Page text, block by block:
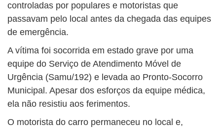
controladas por populares e motoristas que
passavam pelo local antes da chegada das equipes
de emergência.
A vítima foi socorrida em estado grave por uma
equipe do Serviço de Atendimento Móvel de
Urgência (Samu/192) e levada ao Pronto-Socorro
Municipal. Apesar dos esforços da equipe médica,
ela não resistiu aos ferimentos.
O motorista do carro permaneceu no local e,